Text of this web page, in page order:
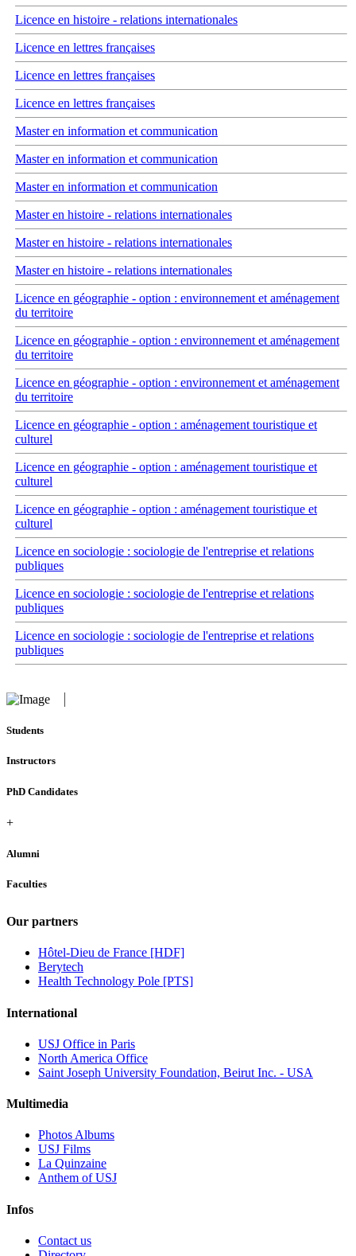
Licence en histoire - relations internationales
Licence en lettres françaises
Licence en lettres françaises
Licence en lettres françaises
Master en information et communication
Master en information et communication
Master en information et communication
Master en histoire - relations internationales
Master en histoire - relations internationales
Master en histoire - relations internationales
Licence en géographie - option : environnement et aménagement
du territoire
Licence en géographie - option : environnement et aménagement
du territoire
Licence en géographie - option : environnement et aménagement
du territoire
Licence en géographie - option : aménagement touristique et
culturel
Licence en géographie - option : aménagement touristique et
culturel
Licence en géographie - option : aménagement touristique et
culturel
Licence en sociologie : sociologie de l'entreprise et relations
publiques
Licence en sociologie : sociologie de l'entreprise et relations
publiques
Licence en sociologie : sociologie de l'entreprise et relations
publiques
Students
Instructors
PhD Candidates
+
Alumni
Faculties
Our partners
Hôtel-Dieu de France [HDF]
Berytech
Health Technology Pole [PTS]
International
USJ Office in Paris
North America Office
Saint Joseph University Foundation, Beirut Inc. - USA
Multimedia
Photos Albums
USJ Films
La Quinzaine
Anthem of USJ
Infos
Contact us